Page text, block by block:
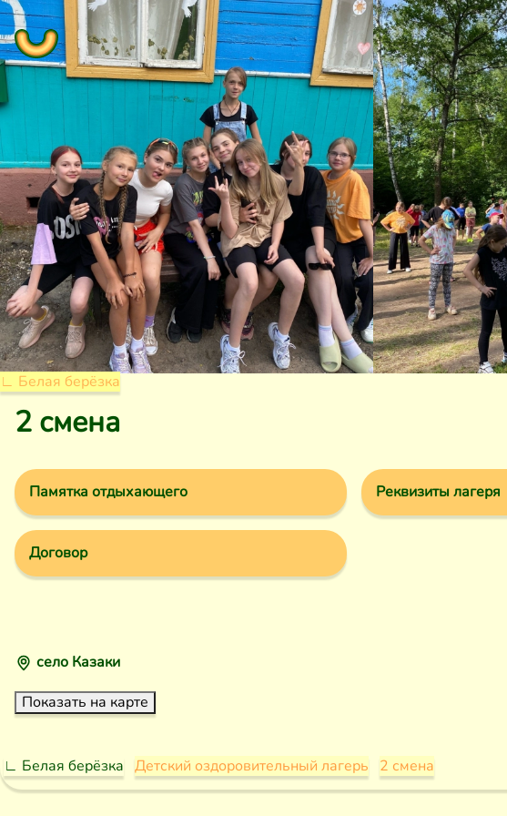
∟ Белая берёзка
2 смена
Памятка отдыхающего Реквизиты лагеря
Договор
село Казаки
Показать на карте
∟ Белая берёзка Детский оздоровительный лагерь 2 смена